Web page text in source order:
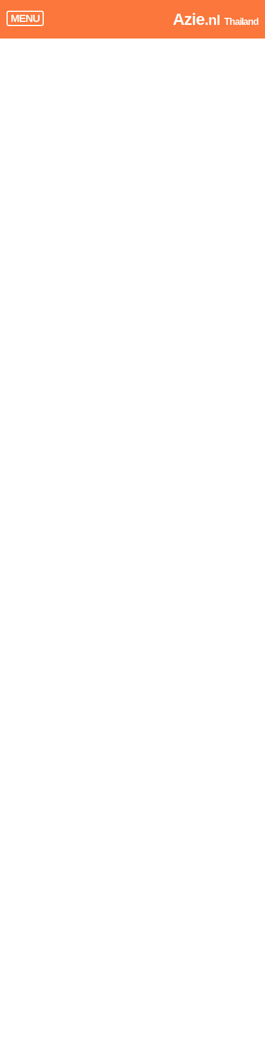
MENU Azie.nl Thailand